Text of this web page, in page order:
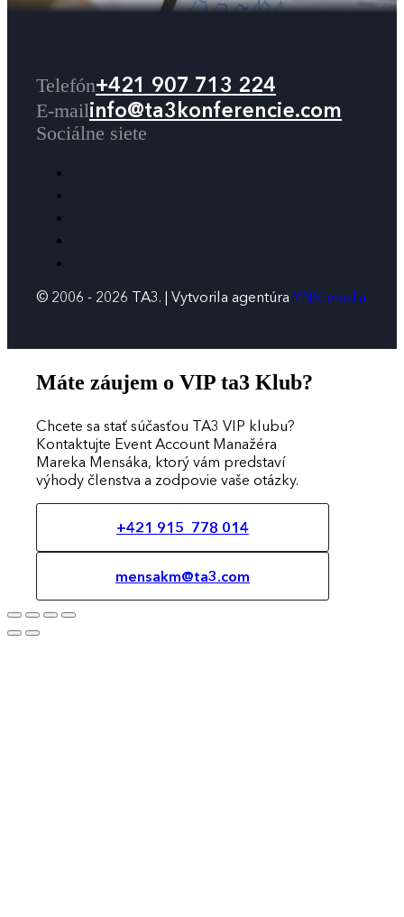
Telefón+421 907 713 224
E-mailinfo@ta3konferencie.com
Sociálne siete
© 2006 - 2026 TA3. | Vytvorila agentúraYNK media
Máte záujem o VIP ta3 Klub?
Chcete sa stať súčasťou TA3 VIP klubu?
Kontaktujte Event Account Manažéra
Mareka Mensáka, ktorý vám predstaví
výhody členstva a zodpovie vaše otázky.
+421 915 778 014
mensakm@ta3.com